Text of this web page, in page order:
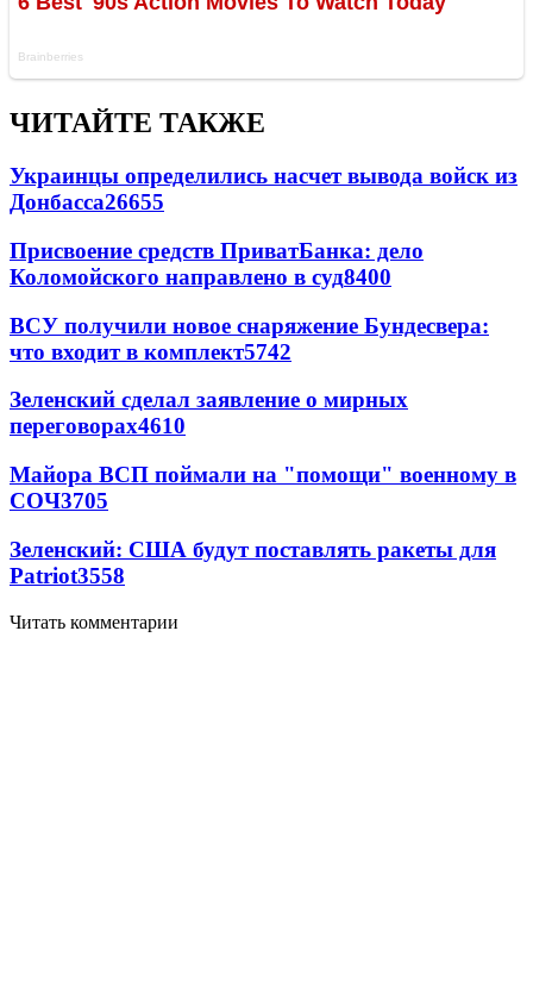
ЧИТАЙТЕ ТАКЖЕ
Украинцы определились насчет вывода войск из
Донбасса26655
Присвоение средств ПриватБанка: дело
Коломойского направлено в суд8400
ВСУ получили новое снаряжение Бундесвера:
что входит в комплект5742
Зеленский сделал заявление о мирных
переговорах4610
Майора ВСП поймали на "помощи" военному в
СОЧ3705
Зеленский: США будут поставлять ракеты для
Patriot3558
Читать комментарии